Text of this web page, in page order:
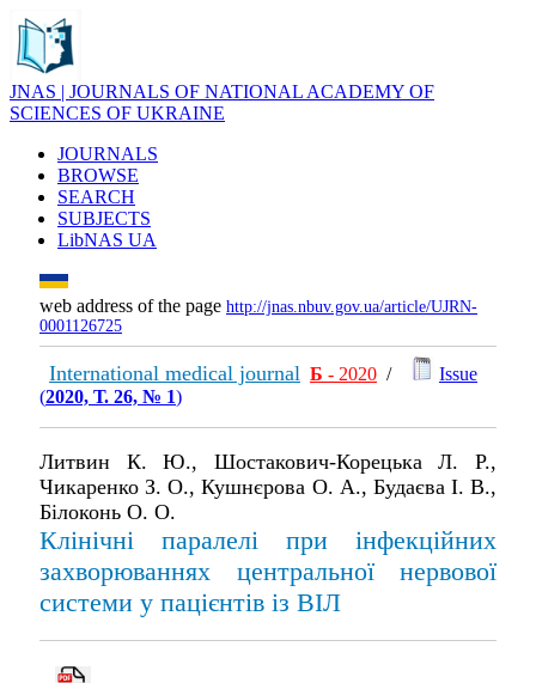
JNAS | JOURNALS OF NATIONAL ACADEMY OF
SCIENCES OF UKRAINE
JOURNALS
BROWSE
SEARCH
SUBJECTS
LibNAS UA
web address of the page http://jnas.nbuv.gov.ua/article/UJRN-
0001126725
International medical journal Б - 2020 /
Issue
(2020, Т. 26, № 1)
Литвин К. Ю., Шостакович-Корецька Л. Р.,
Чикаренко З. О., Кушнєрова О. А., Будаєва І. В.,
Білоконь О. О.
Клінічні паралелі при інфекційних
захворюваннях центральної нервової
системи у пацієнтів із ВІЛ